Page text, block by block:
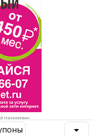
Николаевич
и финансы
Экспертиза, Страхование
организации
интересно